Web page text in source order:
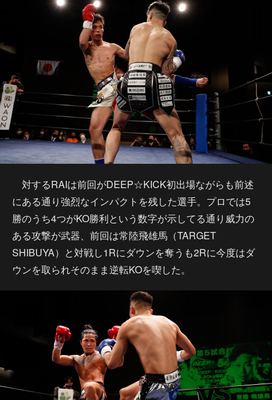
対するRAIは前回がDEEP☆KICK初出場ながらも前述
にある通り強烈なインパクトを残した選手。プロでは5
勝のうち4つがKO勝利という数字が示してる通り威力の
ある攻撃が武器、前回は常陸飛雄馬（TARGET
SHIBUYA）と対戦し1Rにダウンを奪うも2Rに今度はダ
ウンを取られそのまま逆転KOを喫した。